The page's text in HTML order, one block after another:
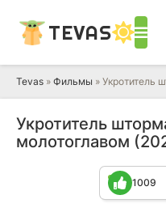
TEVAS
Tevas » Фильмы » Укротитель
Укротитель
молотоглавом
1009